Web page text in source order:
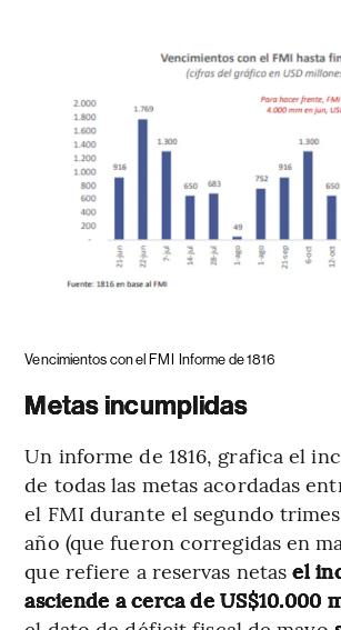
Vencimientos con el FMI Informe de 1816
Metas incumplidas
Un informe de 1816, grafica el
de todas las metas acordadas
el FMI durante el segundo
año (que fueron corregidas en
que refiere a reservas netas el
asciende a cerca de US$10.000